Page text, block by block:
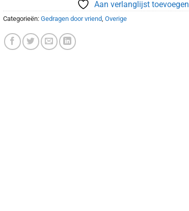
€20.00. €15.00.
Aan verlanglijst toevoegen
Categorieën: Gedragen door vriend, Overige